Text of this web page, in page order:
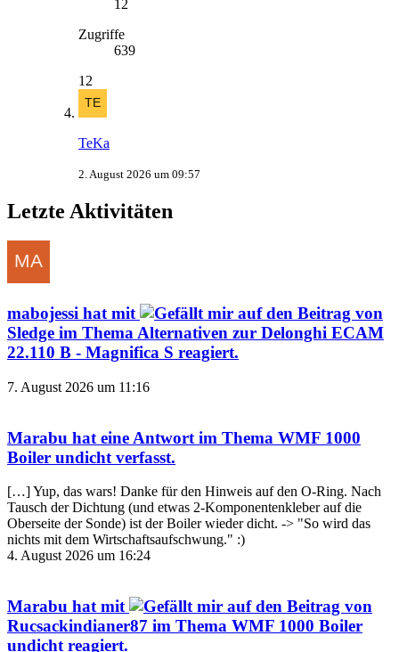
12
Zugriffe
639
12
TeKa
2. August 2026 um 09:57
Letzte Aktivitäten
mabojessi hat mit
auf den Beitrag von
Sledge im Thema Alternativen zur Delonghi ECAM
22.110 B - Magnifica S reagiert.
7. August 2026 um 11:16
Marabu hat eine Antwort im Thema WMF 1000
Boiler undicht verfasst.
[…] Yup, das wars! Danke für den Hinweis auf den O-Ring. Nach
Tausch der Dichtung (und etwas 2-Komponentenkleber auf die
Oberseite der Sonde) ist der Boiler wieder dicht. -> "So wird das
nichts mit dem Wirtschaftsaufschwung." :)
4. August 2026 um 16:24
Marabu hat mit
auf den Beitrag von
Rucsackindianer87 im Thema WMF 1000 Boiler
undicht reagiert.